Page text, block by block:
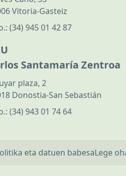
Vitoria-Gasteiz
(34) 945 01 42 87
Santamaría Zentroa
plaza, 2
Donostia-San Sebastián
(34) 943 01 74 64
eta datuen babesaLege